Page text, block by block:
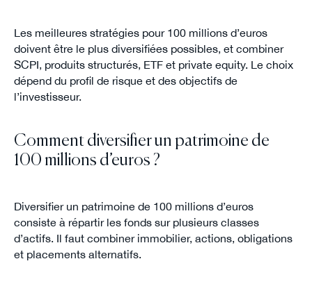
Les meilleures stratégies pour 100 millions d’euros
doivent être le plus diversifiées possibles, et combiner
SCPI, produits structurés, ETF et private equity. Le choix
dépend du profil de risque et des objectifs de
l’investisseur.
Comment diversifier un patrimoine de
100 millions d’euros ?
Diversifier un patrimoine de 100 millions d’euros
consiste à répartir les fonds sur plusieurs classes
d’actifs. Il faut combiner immobilier, actions, obligations
et placements alternatifs.